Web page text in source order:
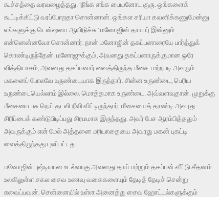
கூச்சத்தை வரவழைத்தது. ‘நீங்க எங்க பையனோட குரு. ஒங்களைக்
கூட்டிக்கிட்டு வரப்போறதா சொன்னான். ஒங்கள சரியா கவனிக்கணுமேன்னு
எங்களுக்கு டென்ஷனா ஆயிடுச்சு.’ மனோஜின் தாயார் இன்னும்
என்னென்னவோ சொன்னார். நான் மனோஜின் தகப்பனாரையே பார்த்துக்
கொண்டிருந்தேன். மனோஜுக்கும், அவனது தகப்பனாருக்குமான ஒரே
வித்தியாசம், அவனது தகப்பனார் வைத்திருந்த மீசை. மற்றபடி அவரும்
மகனைப் போலவே உருண்டையாக இருந்தார். சின்ன உருண்டை, பெரிய
உருண்டையெல்லாம் இல்லை. மொத்தமாக உருண்டை. அவ்வளவுதான். முறுக்கு
மீசையை பசு நெய் தடவி நீவி விட்டிருந்தார். மீசையைத் தாண்டி அவரது
சிரிப்பைக் கண்டுபிடிப்பது சிரமமாக இருந்தது. அவர் பேச ஆரம்பித்ததும்
அவருக்கும் என் மேல் அத்தனை மரியாதையை அவரது மகன் புகட்டி
வைத்திருந்தது புலப்பட்டது.
மனோஜின் புஷ்டியான உடல்வாகு அவனது தாய் மற்றும் தகப்பன் வீட்டு சீதனம்.
உலகிலுள்ள சகல சைவ உணவு வகைகளையும் தேடித் தேடிச் சென்று
சுவைப்பவன். சென்னையில் உள்ள அனைத்து சைவ ஹோட்டல்களுக்கும்